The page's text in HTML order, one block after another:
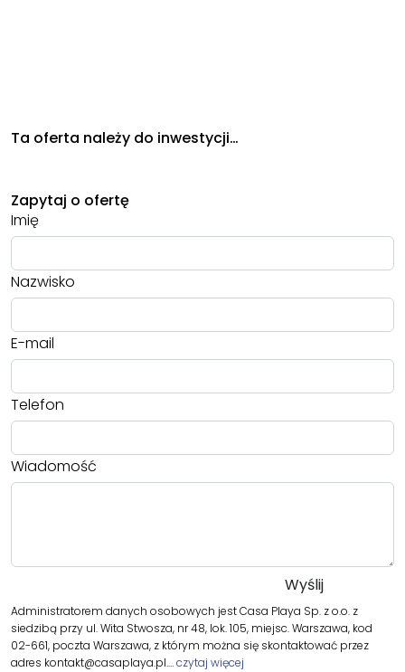
Ta oferta należy do inwestycji…
Zapytaj o ofertę
Imię
Nazwisko
E-mail
Telefon
Wiadomość
Administratorem danych osobowych jest Casa Playa Sp. z o.o. z
siedzibą przy ul. Wita Stwosza, nr 48, lok. 105, miejsc. Warszawa, kod
02-661, poczta Warszawa, z którym można się skontaktować przez
adres kontakt@casaplaya.pl.…czytaj więcej